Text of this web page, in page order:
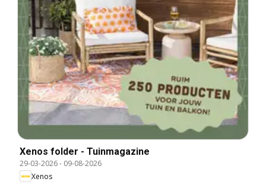
Xenos folder - Tuinmagazine
29-03-2026- 09-08-2026
Xenos